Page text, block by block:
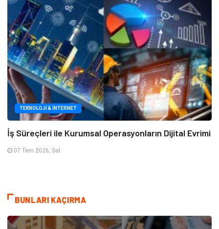
TEKNOLOJI & İNTERNET
İş Süreçleri ile Kurumsal Operasyonların Dijital Evrimi
07 Tem 2026, Sal
BUNLARI KAÇIRMA